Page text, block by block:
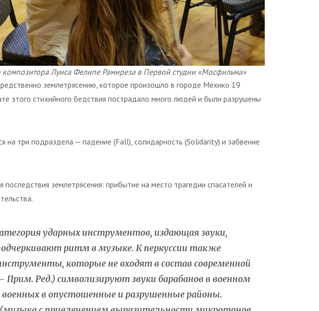
композитора Луиса Фелипе Рамиреза в Первой студии «Мосфильма»
землетрясению, которое произошло в городе Мехико 19
этого стихийного бедствия пострадало много людей и были разрушены
на три подраздела — падение (Fall), солидарность (Solidarity) и забвение
землетрясения: прибытие на место трагедии спасателей и
ударных инструментов, издающая звуки,
ритм в музыке. К перкуссии также
которые не входят в состав современной
Прим. Ред.) символизируют звуки барабанов в военном
военных в опустошенные и разрушенные районы.